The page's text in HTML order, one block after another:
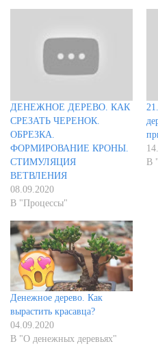
ДЕНЕЖНОЕ ДЕРЕВО. КАК
СРЕЗАТЬ ЧЕРЕНОК.
ОБРЕЗКА.
ФОРМИРОВАНИЕ КРОНЫ.
СТИМУЛЯЦИЯ
ВЕТВЛЕНИЯ
08.09.2020
В "Процессы"
В
Денежное дерево. Как
вырастить красавца?
04.09.2020
В "О денежных деревьях"